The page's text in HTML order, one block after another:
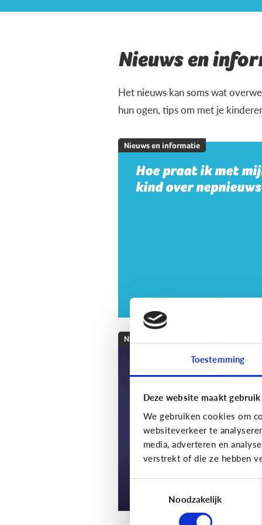
Toestemming
Deze website maakt
We gebruiken cookies om
websiteverkeer te
media, adverteren en
verstrekt of die ze hebben
Noodzakelijk
Nieuws en
Het nieuws kan soms wat
hun ogen, tips om met je
Nieuws en informatie
Hoe praat ik met
kind over
Nieuws en informatie
7 tips om met je kind
te praten over